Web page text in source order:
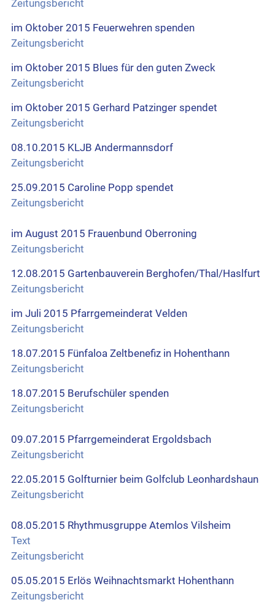
Zeitungsbericht
im Oktober 2015 Feuerwehren spenden
Zeitungsbericht
im Oktober 2015 Blues für den guten Zweck
Zeitungsbericht
im Oktober 2015 Gerhard Patzinger spendet
Zeitungsbericht
08.10.2015 KLJB Andermannsdorf
Zeitungsbericht
25.09.2015 Caroline Popp spendet
Zeitungsbericht
im August 2015 Frauenbund Oberroning
Zeitungsbericht
12.08.2015 Gartenbauverein Berghofen/Thal/Haslfurt
Zeitungsbericht
im Juli 2015 Pfarrgemeinderat Velden
Zeitungsbericht
18.07.2015 Fünfaloa Zeltbenefiz in Hohenthann
Zeitungsbericht
18.07.2015 Berufschüler spenden
Zeitungsbericht
09.07.2015 Pfarrgemeinderat Ergoldsbach
Zeitungsbericht
22.05.2015 Golfturnier beim Golfclub Leonhardshaun
Zeitungsbericht
08.05.2015 Rhythmusgruppe Atemlos Vilsheim
Text
Zeitungsbericht
05.05.2015 Erlös Weihnachtsmarkt Hohenthann
Zeitungsbericht